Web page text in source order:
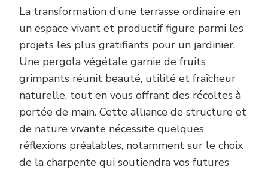
La transformation d’une terrasse ordinaire en
un espace vivant et productif figure parmi les
projets les plus gratifiants pour un jardinier.
Une pergola végétale garnie de fruits
grimpants réunit beauté, utilité et fraîcheur
naturelle, tout en vous offrant des récoltes à
portée de main. Cette alliance de structure et
de nature vivante nécessite quelques
réflexions préalables, notamment sur le choix
de la charpente qui soutiendra vos futures